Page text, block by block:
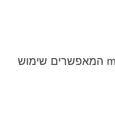
חיי הסוללה אורכים עם סוללת 500 mAh המאפשרים שימוש